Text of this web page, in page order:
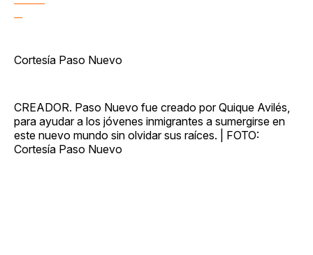
Cortesía Paso Nuevo
CREADOR. Paso Nuevo fue creado por Quique Avilés,
para ayudar a los jóvenes inmigrantes a sumergirse en
este nuevo mundo sin olvidar sus raíces. | FOTO:
Cortesía Paso Nuevo